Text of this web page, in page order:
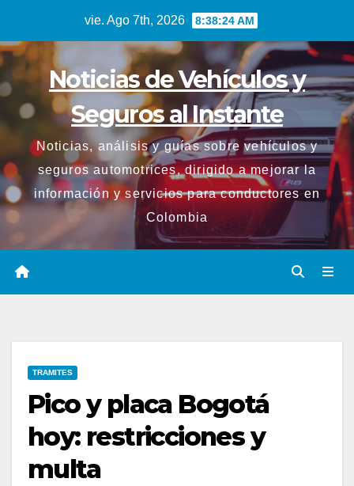
contenido
vie. Ago 7th, 2026 8:38:25 AM
Noticias de Vehículos y
Seguros al Instante
Noticias, análisis y guías sobre vehículos y
seguros automotrices, dirigido a mejorar la
información y servicios para conductores en
Colombia
TRAMITES
Pico y placa Bogotá
hoy: restricciones y
multa